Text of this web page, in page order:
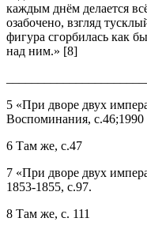
каждым днём делается
озабочено, взгляд
фигура сгорбилась как
над ним.» [8]
5 «При дворе двух
Воспоминания, с.46;1990
6 Там же, с.47
7 «При дворе двух
1853-1855, с.97.
8 Там же, с. 111